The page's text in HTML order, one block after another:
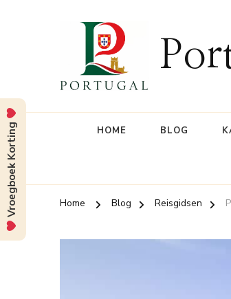
HOME BLOG
Home Blog Reisgidsen
Vroegboek Korting